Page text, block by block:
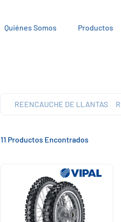
Quiénes Somos Productos
REENCAUCHE DE LLANTAS
11 Productos Encontrados